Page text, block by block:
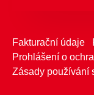
Fakturační údaje
Prohlášení o
Zásady používání